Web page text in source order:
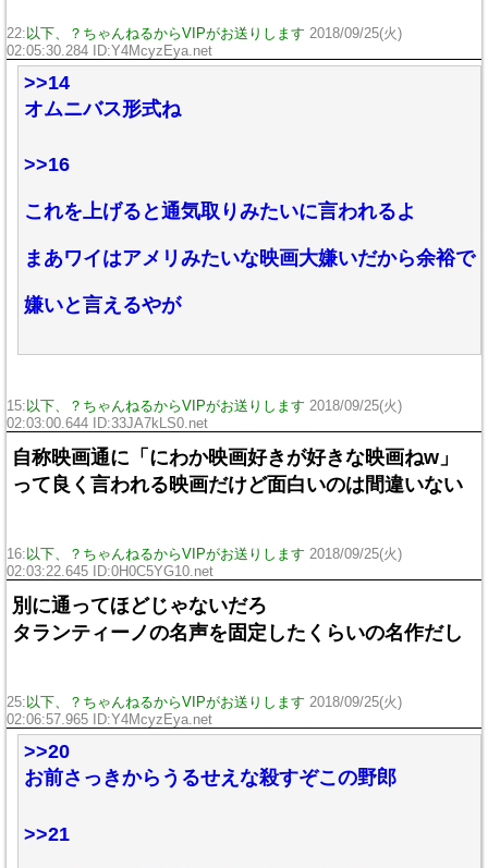
22: 以下、？ちゃんねるからVIPがお送りします 2018/09/25(火)
02:05:30.284 ID:Y4McyzEya.net
>>14
オムニバス形式ね
>>16
これを上げると通気取りみたいに言われるよ
まあワイはアメリみたいな映画大嫌いだから余裕で
嫌いと言えるやが
15: 以下、？ちゃんねるからVIPがお送りします 2018/09/25(火)
02:03:00.644 ID:33JA7kLS0.net
自称映画通に「にわか映画好きが好きな映画ねw」
って良く言われる映画だけど面白いのは間違いない
16: 以下、？ちゃんねるからVIPがお送りします 2018/09/25(火)
02:03:22.645 ID:0H0C5YG10.net
別に通ってほどじゃないだろ
タランティーノの名声を固定したくらいの名作だし
25: 以下、？ちゃんねるからVIPがお送りします 2018/09/25(火)
02:06:57.965 ID:Y4McyzEya.net
>>20
お前さっきからうるせえな殺すぞこの野郎
>>21